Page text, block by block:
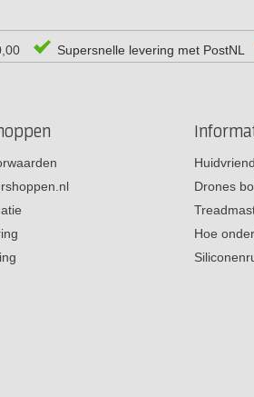
Supersnelle levering met PostNL
Drones
Hoe